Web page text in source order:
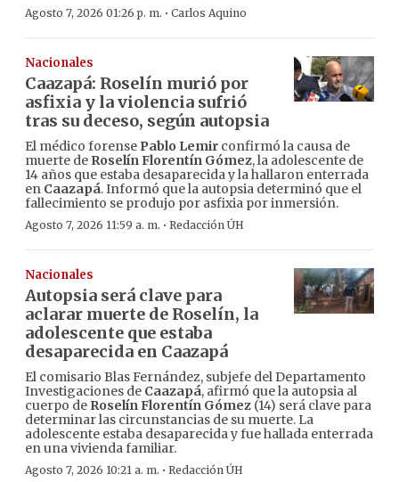
Agosto 7, 2026 01:26 p. m. · Carlos Aquino
Nacionales
Caazapá: Roselín murió por
asfixia y la violencia sufrió
tras su deceso, según autopsia
El médico forense Pablo Lemir confirmó la causa de
muerte de Roselín Florentín Gómez, la adolescente de
14 años que estaba desaparecida y la hallaron enterrada
en Caazapá. Informó que la autopsia determinó que el
fallecimiento se produjo por asfixia por inmersión.
Agosto 7, 2026 11:59 a. m. · Redacción ÚH
Nacionales
Autopsia será clave para
aclarar muerte de Roselín, la
adolescente que estaba
desaparecida en Caazapá
El comisario Blas Fernández, subjefe del Departamento
Investigaciones de Caazapá, afirmó que la autopsia al
cuerpo de Roselín Florentín Gómez (14) será clave para
determinar las circunstancias de su muerte. La
adolescente estaba desaparecida y fue hallada enterrada
en una vivienda familiar.
Agosto 7, 2026 10:21 a. m. · Redacción ÚH